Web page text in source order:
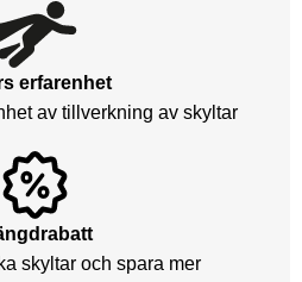
erfarenhet
av tillverkning av skyltar
skyltar och spara mer